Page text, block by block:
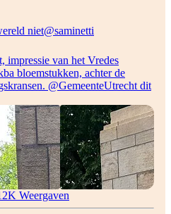
niet@saminetti
impressie van het Vredes
bloemstukken, achter de
@GemeenteUtrecht dit
Weergaven